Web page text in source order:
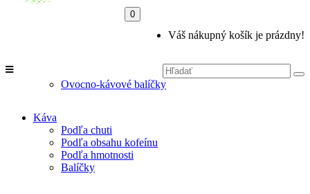
0
Váš nákupný košík je prázdny!
Ovocno-kávové balíčky
Káva
Podľa chuti
Podľa obsahu kofeínu
Podľa hmotnosti
Balíčky